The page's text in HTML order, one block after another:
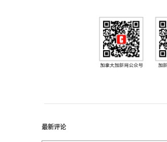
最新评论